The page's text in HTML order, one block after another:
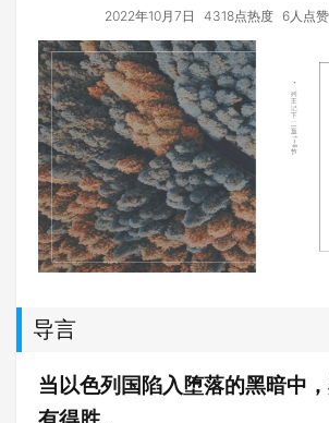
2022年10月7日 4318点热度 6人点赞
导言
当以色列国陷入堕落的黑暗中